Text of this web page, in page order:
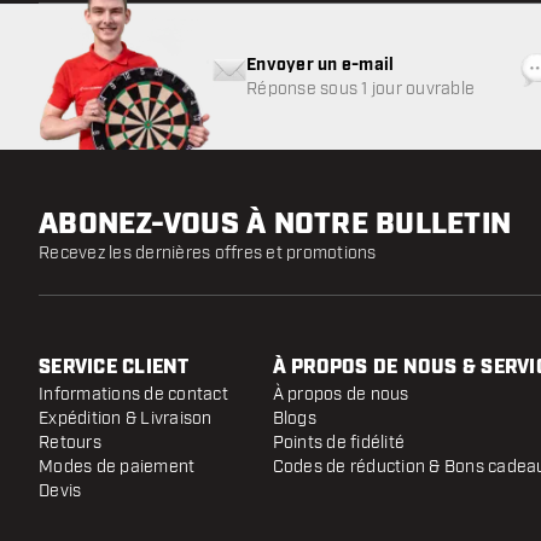
Envoyer un e-mail
Réponse sous 1 jour ouvrable
ABONEZ-VOUS À NOTRE BULLETIN
Recevez les dernières offres et promotions
SERVICE CLIENT
Informations de contact
Expédition & Livraison
Retours
Modes de paiement
Devis
À PROPOS DE NOUS &
À propos de nous
Blogs
Points de fidélité
Codes de réduction & Bons